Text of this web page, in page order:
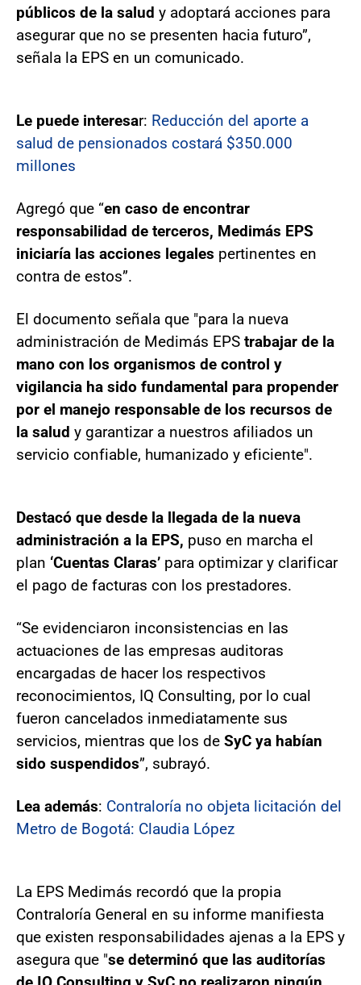
públicos de la salud y adoptará acciones para
asegurar que no se presenten hacia futuro”,
señala la EPS en un comunicado.
Le puede interesar: Reducción del aporte a
salud de pensionados costará $350.000
millones
Agregó que “en caso de encontrar
responsabilidad de terceros, Medimás EPS
iniciaría las acciones legales pertinentes en
contra de estos”.
El documento señala que "para la nueva
administración de Medimás EPS trabajar de la
mano con los organismos de control y
vigilancia ha sido fundamental para propender
por el manejo responsable de los recursos de
la salud y garantizar a nuestros afiliados un
servicio confiable, humanizado y eficiente".
Destacó que desde la llegada de la nueva
administración a la EPS, puso en marcha el
plan ‘Cuentas Claras’ para optimizar y clarificar
el pago de facturas con los prestadores.
“Se evidenciaron inconsistencias en las
actuaciones de las empresas auditoras
encargadas de hacer los respectivos
reconocimientos, IQ Consulting, por lo cual
fueron cancelados inmediatamente sus
servicios, mientras que los de SyC ya habían
sido suspendidos”, subrayó.
Lea además: Contraloría no objeta licitación del
Metro de Bogotá: Claudia López
La EPS Medimás recordó que la propia
Contraloría General en su informe manifiesta
que existen responsabilidades ajenas a la EPS y
asegura que "se determinó que las auditorías